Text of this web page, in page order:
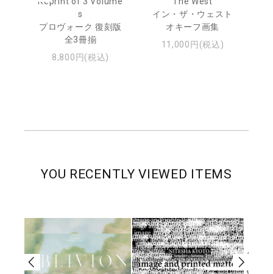
s
プロヴォーク 復刻版
全3冊揃
8,800円(税込)
イン・ザ・ウェスト
オキーフ画集
11,000円(税込)
YOU RECENTLY VIEWED ITEMS